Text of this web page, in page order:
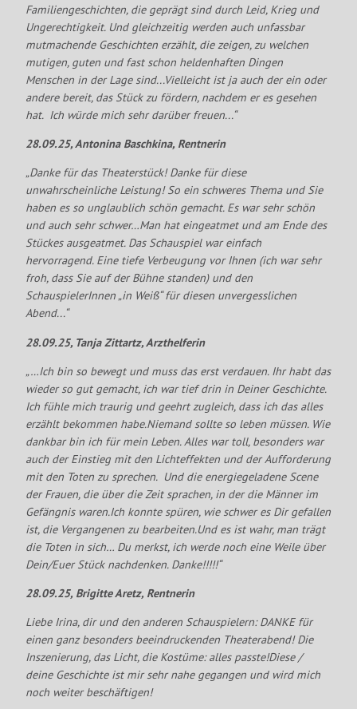
Familiengeschichten, die geprägt sind durch Leid, Krieg und
Ungerechtigkeit. Und gleichzeitig werden auch unfassbar
mutmachende Geschichten erzählt, die zeigen, zu welchen
mutigen, guten und fast schon heldenhaften Dingen
Menschen in der Lage sind...Vielleicht ist ja auch der ein oder
andere bereit, das Stück zu fördern, nachdem er es gesehen
hat. Ich würde mich sehr darüber freuen...“
28.09.25, Antonina Baschkina, Rentnerin
„Danke für das Theaterstück! Danke für diese
unwahrscheinliche Leistung! So ein schweres Thema und Sie
haben es so unglaublich schön gemacht. Es war sehr schön
und auch sehr schwer…Man hat eingeatmet und am Ende des
Stückes ausgeatmet. Das Schauspiel war einfach
hervorragend. Eine tiefe Verbeugung vor Ihnen (ich war sehr
froh, dass Sie auf der Bühne standen) und den
SchauspielerInnen „in Weiß“ für diesen unvergesslichen
Abend...“
28.09.25, Tanja Zittartz, Arzthelferin
„…Ich bin so bewegt und muss das erst verdauen. Ihr habt das
wieder so gut gemacht, ich war tief drin in Deiner Geschichte.
Ich fühle mich traurig und geehrt zugleich, dass ich das alles
erzählt bekommen habe.Niemand sollte so leben müssen. Wie
dankbar bin ich für mein Leben. Alles war toll, besonders war
auch der Einstieg mit den Lichteffekten und der Aufforderung
mit den Toten zu sprechen. Und die energiegeladene Scene
der Frauen, die über die Zeit sprachen, in der die Männer im
Gefängnis waren.Ich konnte spüren, wie schwer es Dir gefallen
ist, die Vergangenen zu bearbeiten.Und es ist wahr, man trägt
die Toten in sich… Du merkst, ich werde noch eine Weile über
Dein/Euer Stück nachdenken. Danke!!!!!“
28.09.25, Brigitte Aretz, Rentnerin
Liebe Irina, dir und den anderen Schauspielern: DANKE für
einen ganz besonders beeindruckenden Theaterabend! Die
Inszenierung, das Licht, die Kostüme: alles passte!Diese /
deine Geschichte ist mir sehr nahe gegangen und wird mich
noch weiter beschäftigen!